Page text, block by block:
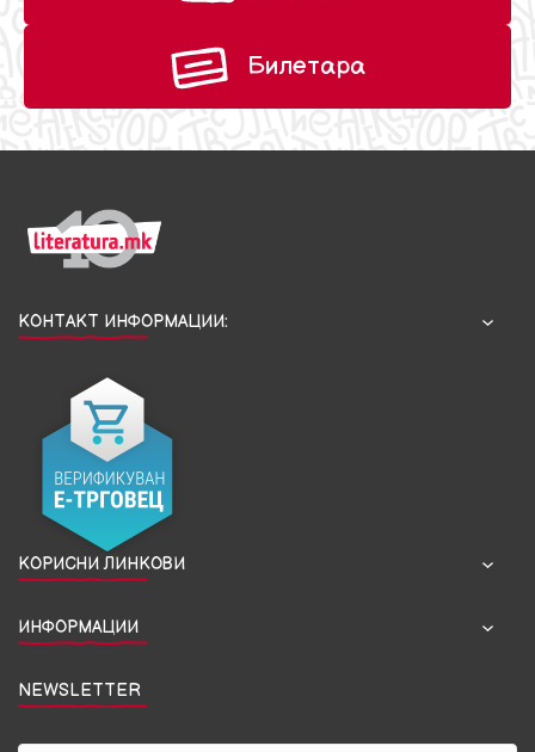
Билетара
КОНТАКТ ИНФОРМАЦИИ:
КОРИСНИ ЛИНКОВИ
ИНФОРМАЦИИ
NEWSLETTER